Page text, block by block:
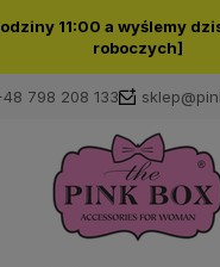
11:00 a wyślemy
roboczych]
798 208 133
Zaloguj się